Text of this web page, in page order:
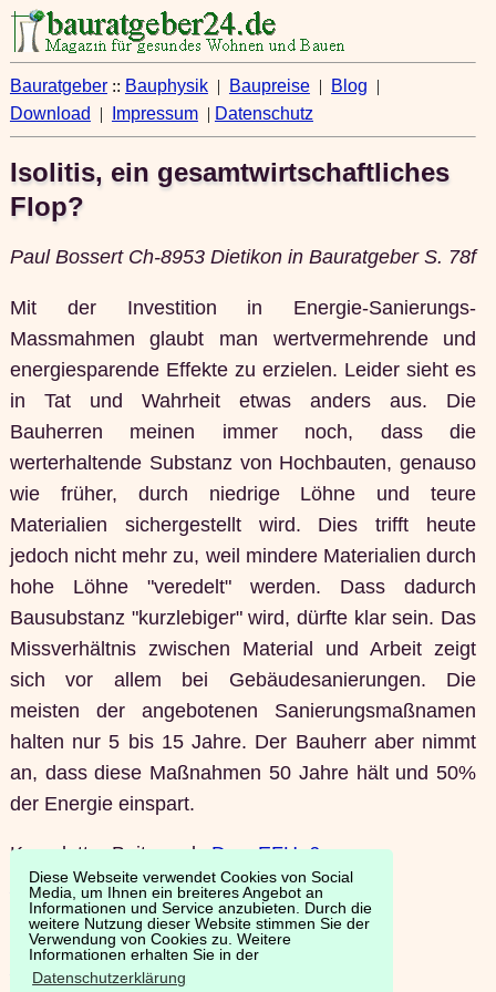
Diese Webseite verwendet Cookies von Social
Media, um Ihnen ein breiteres Angebot an
Informationen und Service anzubieten. Durch die
weitere Nutzung dieser Website stimmen Sie der
Verwendung von Cookies zu. Weitere
Informationen erhalten Sie in der
Datenschutzerklärung
Bauratgeber:: Bauphysik| Baupreise| Blog |
Download
| Impressum| Datenschutz
Isolitis, ein gesamtwirtschaftliches
Flop?
Paul Bossert Ch-8953 Dietikon in Bauratgeber S. 78f
Mit der Investition in Energie-Sanierungs-
Massmahmen glaubt man wertvermehrende und
energiesparende Effekte zu erzielen. Leider sieht es
in Tat und Wahrheit etwas anders aus. Die
Bauherren meinen immer noch, dass die
werterhaltende Substanz von Hochbauten, genauso
wie früher, durch niedrige Löhne und teure
Materialien sichergestellt wird. Dies trifft heute
jedoch nicht mehr zu, weil mindere Materialien durch
hohe Löhne "veredelt" werden. Dass dadurch
Bausubstanz "kurzlebiger" wird, dürfte klar sein. Das
Missverhältnis zwischen Material und Arbeit zeigt
sich vor allem bei Gebäudesanierungen. Die
meisten der angebotenen Sanierungsmaßnamen
halten nur 5 bis 15 Jahre. Der Bauherr aber nimmt
an, dass diese Maßnahmen 50 Jahre hält und 50%
der Energie einspart.
Kompletter Beitrag alsDas_EFH_6-
1984_und_FhG_1983.pdf(470KB)
E-Mail:paul.bossert@greenmail.ch
www.universe-architecture.com